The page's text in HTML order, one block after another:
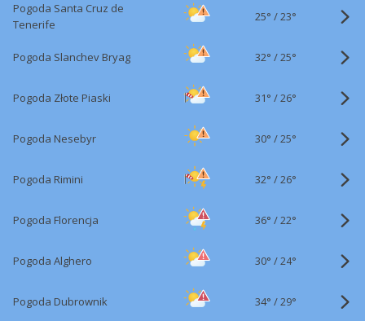
Pogoda Santa Cruz de
Tenerife
25° /23°
Pogoda Slanchev Bryag 32° /25°
Pogoda Złote Piaski 31° /26°
Pogoda Nesebyr 30° /25°
Pogoda Rimini 32° /26°
Pogoda Florencja 36° /22°
Pogoda Alghero 30° /24°
Pogoda Dubrownik 34° /29°